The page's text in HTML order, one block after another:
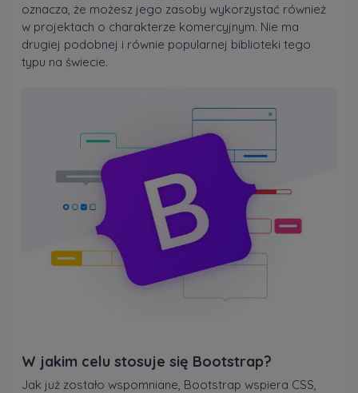
oznacza, że możesz jego zasoby wykorzystać również
w projektach o charakterze komercyjnym. Nie ma
drugiej podobnej i równie popularnej biblioteki tego
typu na świecie.
W jakim celu stosuje się Bootstrap?
Jak już zostało wspomniane, Bootstrap wspiera CSS,